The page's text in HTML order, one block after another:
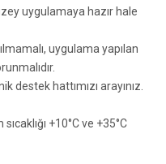
uygulamaya hazır hale
uygulama yapılan
destek hattımızı arayınız.
+10°C ve +35°C